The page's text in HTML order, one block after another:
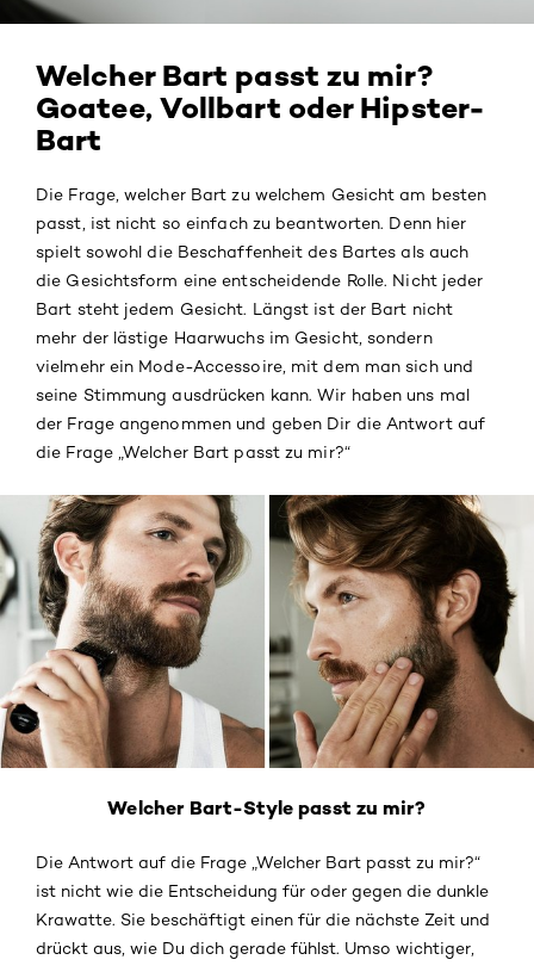
Welcher Bart passt zu mir?
Goatee, Vollbart oder Hipster-
Bart
Die Frage, welcher Bart zu welchem Gesicht am besten
passt, ist nicht so einfach zu beantworten. Denn hier
spielt sowohl die Beschaffenheit des Bartes als auch
die Gesichtsform eine entscheidende Rolle. Nicht jeder
Bart steht jedem Gesicht. Längst ist der Bart nicht
mehr der lästige Haarwuchs im Gesicht, sondern
vielmehr ein Mode-Accessoire, mit dem man sich und
seine Stimmung ausdrücken kann. Wir haben uns mal
der Frage angenommen und geben Dir die Antwort auf
die Frage „Welcher Bart passt zu mir?“
Welcher Bart-Style passt zu mir?
Die Antwort auf die Frage „Welcher Bart passt zu mir?“
ist nicht wie die Entscheidung für oder gegen die dunkle
Krawatte. Sie beschäftigt einen für die nächste Zeit und
drückt aus, wie Du dich gerade fühlst. Umso wichtiger,